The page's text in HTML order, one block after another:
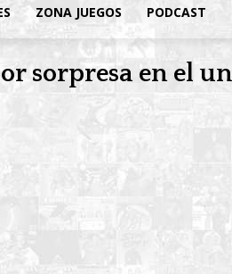
ZONA JUEGOS PODCAST
sorpresa en el